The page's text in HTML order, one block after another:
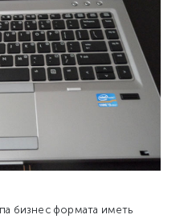
бизнес формата иметь